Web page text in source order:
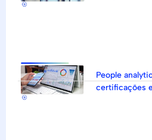
People
certificações